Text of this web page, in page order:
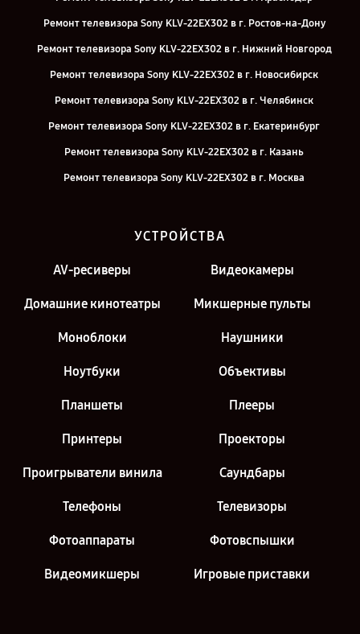
Ремонт телевизора Sony KLV-22EX302 в г. Ростов-на-Дону
Ремонт телевизора Sony KLV-22EX302 в г. Нижний Новгород
Ремонт телевизора Sony KLV-22EX302 в г. Новосибирск
Ремонт телевизора Sony KLV-22EX302 в г. Челябинск
Ремонт телевизора Sony KLV-22EX302 в г. Екатеринбург
Ремонт телевизора Sony KLV-22EX302 в г. Казань
Ремонт телевизора Sony KLV-22EX302 в г. Москва
УСТРОЙСТВА
AV-ресиверы Видеокамеры
Домашние кинотеатры Микшерные пульты
Моноблоки Наушники
Ноутбуки Объективы
Планшеты Плееры
Принтеры Проекторы
Проигрыватели винила Саундбары
Телефоны Телевизоры
Фотоаппараты Фотовспышки
Видеомикшеры Игровые приставки